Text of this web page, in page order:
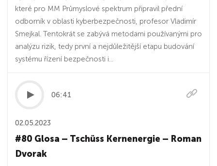
které pro MM Průmyslové spektrum připravil přední
odborník v oblasti kyberbezpečnosti, profesor Vladimír
Smejkal. Tentokrát se zabývá metodami používanými pro
analýzu rizik, tedy první a nejdůležitější etapu budování
systému řízení bezpečnosti i...
06:41
02.05.2023
#80 Glosa – Tschüss Kernenergie – Roman
Dvorak